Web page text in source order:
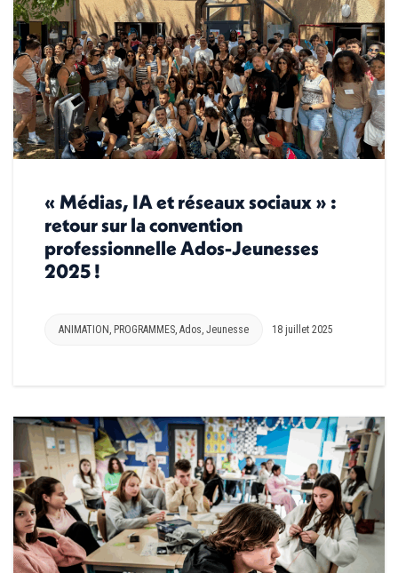
« Médias, IA et réseaux sociaux » :
retour sur la convention
professionnelle Ados-Jeunesses
2025 !
ANIMATION , PROGRAMMES, Ados, Jeunesse 18 juillet 2025